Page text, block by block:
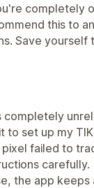
completely
this to
Save
completely
to set up my
failed to
carefully.
the app